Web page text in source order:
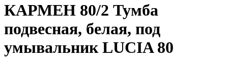
КАРМЕН 80/2 Тумба
подвесная, белая, под
умывальник LUCIA 80